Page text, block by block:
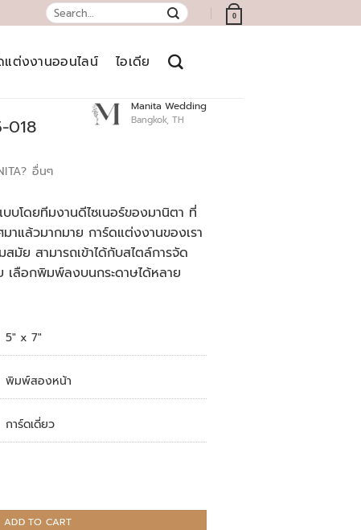
Search
for:
0
แต่งงานออนไลน์ ไอเดีย
018
Manita Wedding
Bangkok, TH
อื่นๆ
บโดยทีมงานดีไซเนอร์ของมานิตา ที่
มาแล้วมากมาย การ์ดแต่งงานของเรา
มัย สามารถเข้าได้กับสไตล์การจัด
เลือกพิมพ์ลงบนกระดาษได้หลาย
5" x 7"
พิมพ์สองหน้า
การ์ดเดี่ยว
ADD TO CART